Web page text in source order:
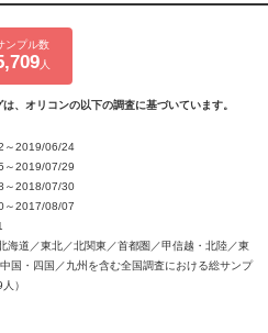
ンプル数
人
、オリコンの以下の調査に基づいています。
～2019/06/24
～2019/07/29
～2018/07/30
～2017/08/07
海道／東北／北関東／首都圏／甲信越・北陸／東
国・四国／九州を含む全国調査における総サンプ
）